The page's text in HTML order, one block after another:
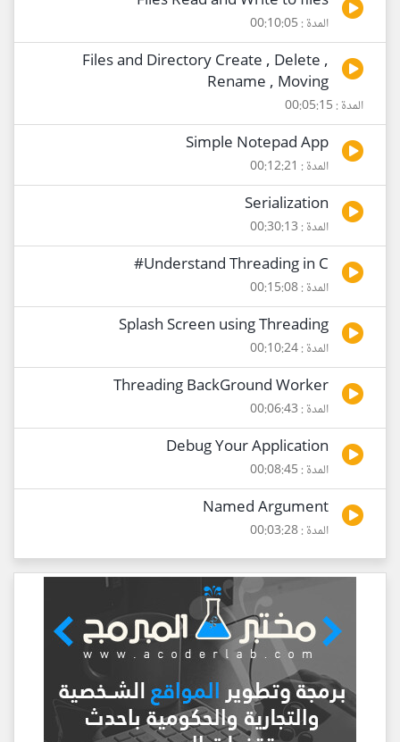
المدة : 00:10:05
Files and Directory Create , Delete ,
Rename , Moving
المدة : 00:05:15
Simple Notepad App
المدة : 00:12:21
Serialization
المدة : 00:30:13
Understand Threading in C#
المدة : 00:15:08
Splash Screen using Threading
المدة : 00:10:24
Threading BackGround Worker
المدة : 00:06:43
Debug Your Application
المدة : 00:08:45
Named Argument
المدة : 00:03:28